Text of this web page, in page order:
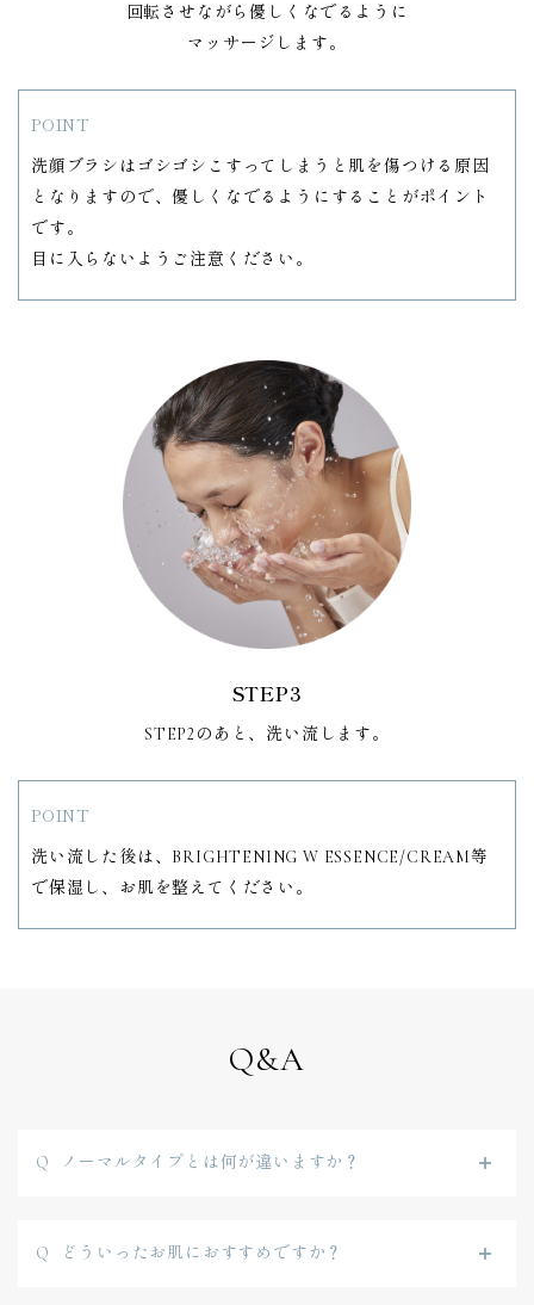
回転させながら優しくなでるように
マッサージします。
POINT
洗顔ブラシはゴシゴシこすってしまうと肌を傷つける原因
となりますので、優しくなでるようにすることがポイント
です。
目に入らないようご注意ください。
STEP3
STEP2のあと、洗い流します。
POINT
洗い流した後は、BRIGHTENING W ESSENCE/CREAM等
で保湿し、お肌を整えてください。
Q&A
ノーマルタイプとは何が違いますか？
どういったお肌におすすめですか？